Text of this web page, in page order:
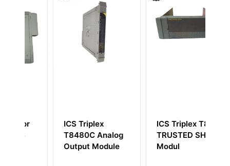
ICS Triplex
T8480C Analog
Output Module
ICS Triplex T8193
TRUSTED SHIELD